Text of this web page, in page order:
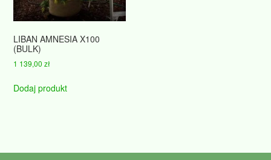
LIBAN AMNESIA X100
(BULK)
1 139,00zł
Dodaj produkt